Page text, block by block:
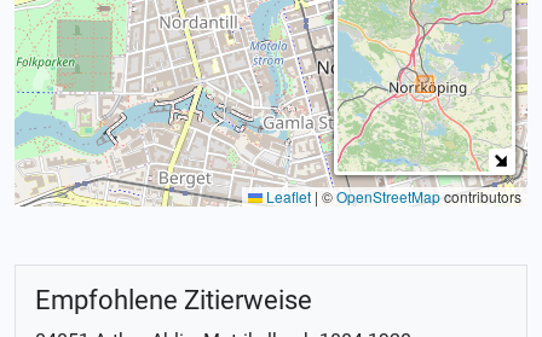
Leaflet | ©OpenStreetMapcontributors
Empfohlene Zitierweise